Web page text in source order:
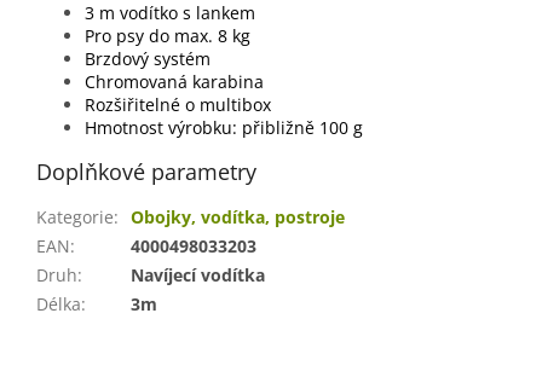
3 m vodítko s lankem
Pro psy do max. 8 kg
Brzdový systém
Chromovaná karabina
Rozšiřitelné o multibox
Hmotnost výrobku: přibližně 100 g
Doplňkové parametry
Kategorie: Obojky, vodítka, postroje
EAN:
4000498033203
Druh:
Navíjecí vodítka
Délka: 3m